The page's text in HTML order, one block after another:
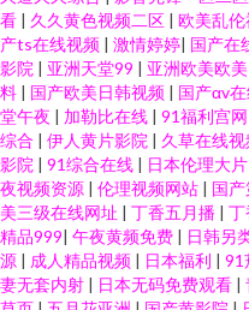
看 | 久久黄色视频二区 | 欧美乱伦
产ts在线视频 | 激情婷婷| 国产在
影院 | 亚洲天堂99 | 亚洲欧美欧美
料 | 国产欧美日韩视频 | 国产αv
堂午夜 | 加勒比在线 | 91福利宫网
综合 | 伊人黄片影院 | 久草在线视
影院 | 91综合在线 | 日本伦理大片
夜视频资源 | 伦理视频网站 | 国
美三级在线网址 | 丁香五月播 | 丁
精品999| 午夜黄频免费 | 日韩另
源 | 成人精品视频 | 日本福利 | 91
妻无套内射 | 日本无码免费观看 |